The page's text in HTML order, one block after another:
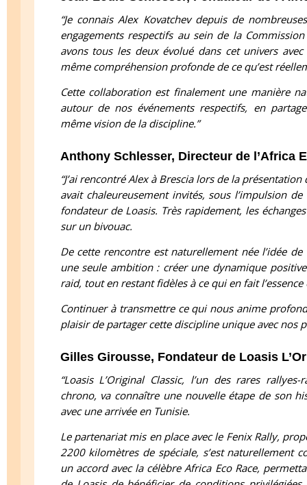
“Je connais Alex Kovatchev depuis de
engagements respectifs au sein de la
avons tous les deux évolué dans cet univers
même compréhension profonde de ce qu’est
Cette collaboration est finalement une manière
autour de nos événements respectifs, en
même vision de la discipline.”
Anthony Schlesser, Directeur de l’Africa
“J’ai rencontré Alex à Brescia lors de la
avait chaleureusement invités, sous l’impulsion
fondateur de Loasis. Très rapidement, les
sur un bivouac.
De cette rencontre est naturellement née l’idée
une seule ambition : créer une dynamique
raid, tout en restant fidèles à ce qui en fait
Continuer à transmettre ce qui nous anime
plaisir de partager cette discipline unique avec nos
Gilles Girousse, Fondateur de Loasis
“Loasis L’Original Classic, l’un des rares
chrono, va connaître une nouvelle étape de son
avec une arrivée en Tunisie.
Le partenariat mis en place avec le Fenix Rally,
2200 kilomètres de spéciale, s’est naturellement
un accord avec la célèbre Africa Eco Race,